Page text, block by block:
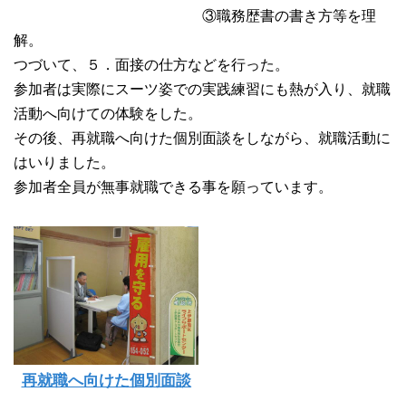
③職務歴書の書き方等を理
解。
つづいて、５．面接の仕方などを行った。
参加者は実際にスーツ姿での実践練習にも熱が入り、就職
活動へ向けての体験をした。
その後、再就職へ向けた個別面談をしながら、就職活動に
はいりました。
参加者全員が無事就職できる事を願っています。
再就職へ向けた個別面談